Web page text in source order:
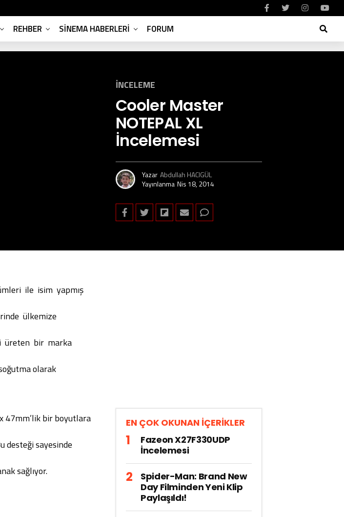
REHBER SINEMA HABERLERI FORUM
İNCELEME
Cooler Master
NOTEPAL XL
İncelemesi
Yazar Abdullah HACIGÜL
Yayınlanma Nis 18, 2014
ile isim yapmış
ülkemize
üreten bir marka
olarak
47mm’lik bir boyutlara
desteği sayesinde
sağlıyor.
EN ÇOK OKUNAN İÇERİKLER
Fazeon X27F330UDP
İncelemesi
Spider-Man: Brand New
Day Filminden Yeni Klip
Paylaşıldı!